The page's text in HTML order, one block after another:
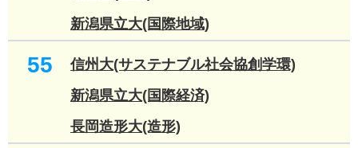
新潟県立大(国際地域)
55
信州大(サステナブル社会協創学環)
新潟県立大(国際経済)
長岡造形大(造形)